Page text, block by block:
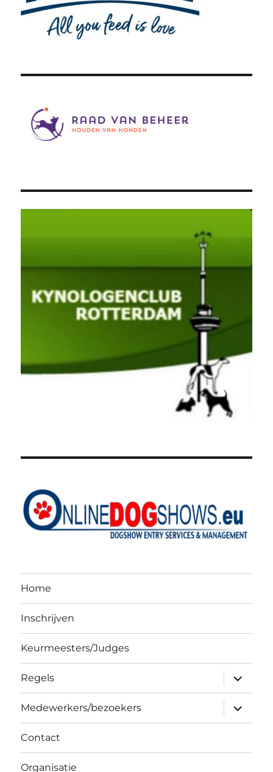
Home
Inschrijven
Keurmeesters/Judges
Regels
expand
child
menu
Medewerkers/bezoekers
expand
child
menu
Contact
Organisatie